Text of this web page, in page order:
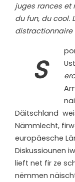
juges rances et
du fun, du cool.
distractionnaire
S
Däitschland
Nämmlecht,
europäesche
Diskussiounen
lieft net fir ze
nëmmen